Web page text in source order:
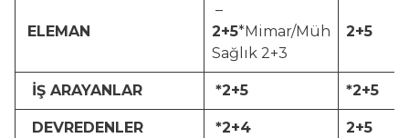
ELEMAN
–
2+5*Mimar/Müh
Sağlık 2+3
2+5
İŞ ARAYANLAR *2+5 *2+5
DEVREDENLER *2+4 2+5